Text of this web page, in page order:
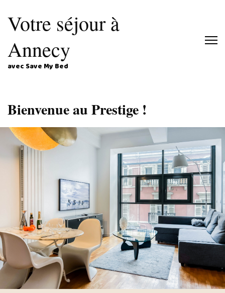
Votre séjour à
Annecy
avec Save My Bed
Bienvenue au Prestige !